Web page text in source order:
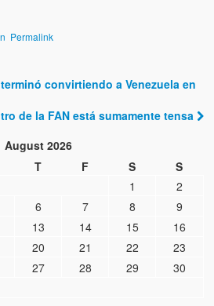
Permalink
convirtiendo a Venezuela en
de la FAN está sumamente tensa
August 2026
T F S
S
1
2
6 7 8
9
13 14 15
16
20 21 22
23
27 28 29
30